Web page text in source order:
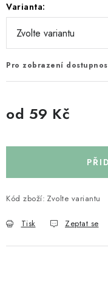
Moje objednávka
Varianta:
Pro zobrazení
od 59 Kč
Kód zboží: Zvolte variantu
Tisk Zeptat se